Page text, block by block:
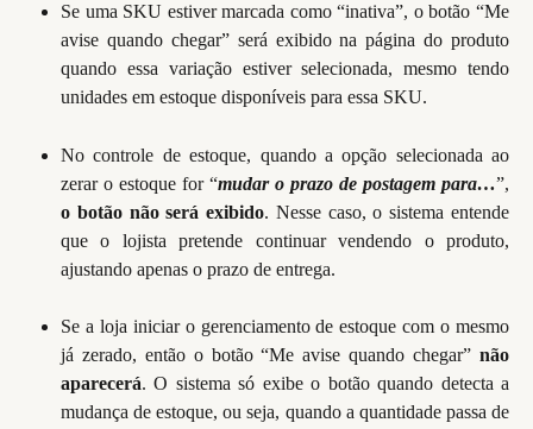
Se uma SKU estiver marcada como “inativa”, o botão “Me
avise quando chegar” será exibido na página do produto
quando essa variação estiver selecionada, mesmo tendo
unidades em estoque disponíveis para essa SKU.
No controle de estoque, quando a opção selecionada ao
zerar o estoque for “mudar o prazo de postagem para…”,
o botão não será exibido. Nesse caso, o sistema entende
que o lojista pretende continuar vendendo o produto,
ajustando apenas o prazo de entrega.
Se a loja iniciar o gerenciamento de estoque com o mesmo
já zerado, então o botão “Me avise quando chegar” não
aparecerá. O sistema só exibe o botão quando detecta a
mudança de estoque, ou seja, quando a quantidade passa de